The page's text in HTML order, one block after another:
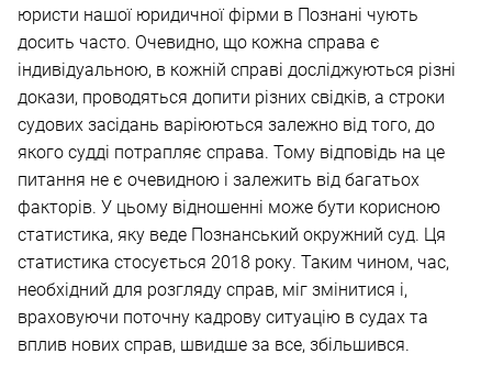
юристи нашої юридичної фірми в Познані чують
досить часто. Очевидно, що кожна справа є
індивідуальною, в кожній справі досліджуються різні
докази, проводяться допити різних свідків, а строки
судових засідань варіюються залежно від того, до
якого судді потрапляє справа. Тому відповідь на це
питання не є очевидною і залежить від багатьох
факторів. У цьому відношенні може бути корисною
статистика, яку веде Познанський окружний суд. Ця
статистика стосується 2018 року. Таким чином, час,
необхідний для розгляду справ, міг змінитися і,
враховуючи поточну кадрову ситуацію в судах та
вплив нових справ, швидше за все, збільшився.